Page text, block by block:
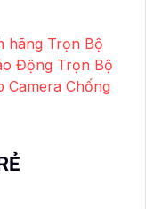
hãng Trọn Bộ
Động Trọn Bộ
Camera Chống